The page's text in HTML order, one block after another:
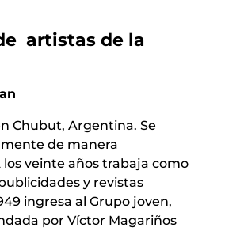
artistas de la
Chubut, Argentina. Se
de manera
veinte años trabaja como
y revistas
ingresa al Grupo joven,
por Víctor Magariños